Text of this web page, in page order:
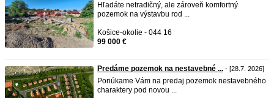
Hľadáte netradičný, ale zároveň komfortný
pozemok na výstavbu rod ...
Košice-okolie - 044 16
99 000 €
Predáme pozemok na nestavebné ... - [28.7. 2026]
Ponúkame Vám na predaj pozemok nestavebného
charaktery pod novou ...